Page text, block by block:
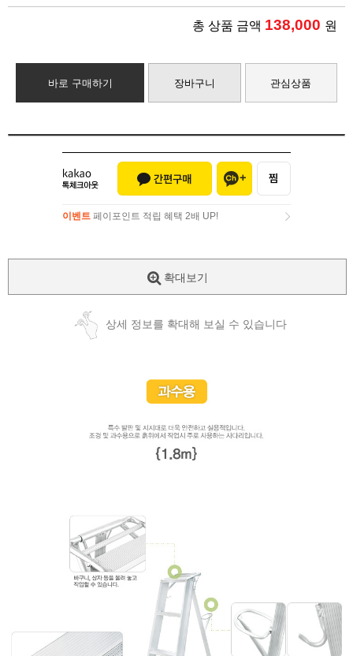
총 상품 금액 138,000 원
바로 구매하기 장바구니 관심상품
이벤트 페이포인트 적립 혜택 2배 UP!
확대보기
상세 정보를 확대해 보실 수 있습니다